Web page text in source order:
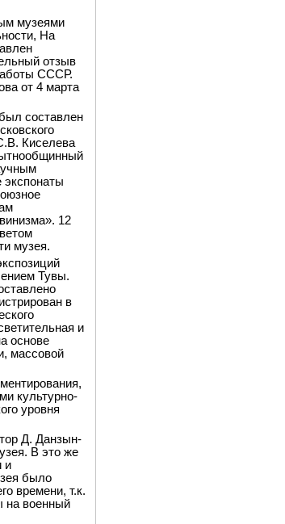
музеями
На
отзыв
СССР.
от 4 марта
составлен
Киселева
экспонаты
12
музея.
Тувы.
в
и
основе
массовой
культурно-
уровня
Д. Данзын-
В это же
и
было
времени, т.к.
на военный